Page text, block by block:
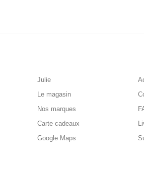
Julie
Le magasin
Nos marques
Carte cadeaux
Google Maps